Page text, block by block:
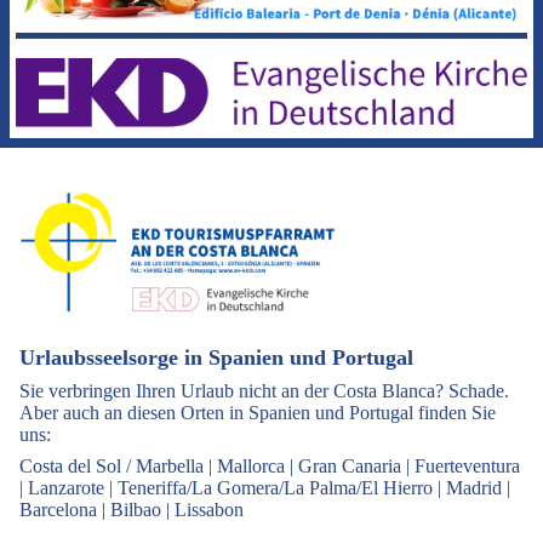
Urlaubsseelsorge in Spanien und Portugal
Sie verbringen Ihren Urlaub nicht an der Costa Blanca? Schade.
Aber auch an diesen Orten in Spanien und Portugal finden Sie
uns:
Costa del Sol / Marbella | Mallorca | Gran Canaria | Fuerteventura
| Lanzarote | Teneriffa/La Gomera/La Palma/El Hierro | Madrid |
Barcelona | Bilbao | Lissabon